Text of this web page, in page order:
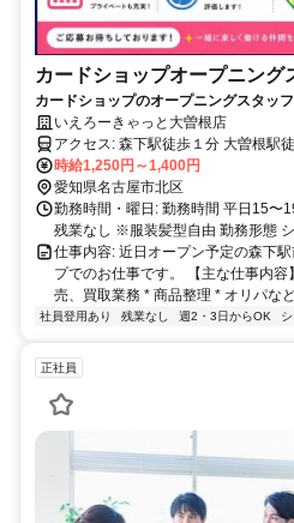
カードショップオープニング
カードショップのオープニングスタッ
遇！！
いえろーきゃっと大曽根店
アクセス: 森下駅徒歩１分 大曽根駅徒歩７分 大曽根駅まで車で３分の
送迎も可能です！
時給1,250円～1,400円
愛知県名古屋市北区
勤務時間・曜日: 勤務時間 平日15
残業なし ※服装髪型自由 勤務形態
仕事内容: 近日オープン予定の森下
プでのお仕事です。 【主な仕事内
売、買取業務 * 商品整理 * オリパな
社員登用あり 残業なし 週2・3日からOK
正社員